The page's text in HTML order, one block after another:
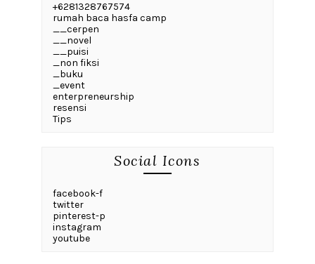
+6281328767574
rumah baca hasfa camp
__cerpen
__novel
__puisi
_non fiksi
_buku
_event
enterpreneurship
resensi
Tips
Social Icons
facebook-f
twitter
pinterest-p
instagram
youtube